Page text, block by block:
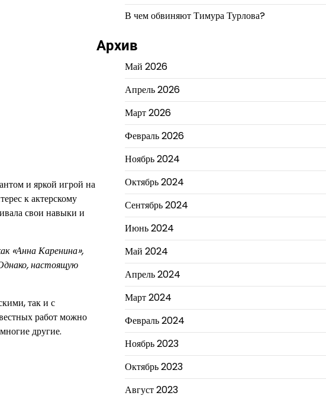
и яркой игрой на
к актерскому
свои навыки и
«Анна Каренина»,
настоящую
так и с
работ можно
другие.
В чем обвиняют Тимура Турлова?
Архив
Май 2026
Апрель 2026
Март 2026
Февраль 2026
Ноябрь 2024
Октябрь 2024
Сентябрь 2024
Июнь 2024
Май 2024
Апрель 2024
Март 2024
Февраль 2024
Ноябрь 2023
Октябрь 2023
Август 2023